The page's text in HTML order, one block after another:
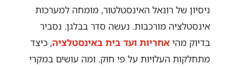
ניסיון של רונאל האינסטלטור, מומחה למערכות
אינסטלציה מורכבות. נעשה סדר בבלגן. נסביר
בדיוק מהי אחריות ועד בית באינסטלציה, כיצד
מתחלקות העלויות על פי חוק. ומה עושים במקרי